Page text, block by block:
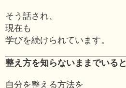
そう話され、
現在も
学びを続けられています。
整え方を知らないままでいると
自分を整える方法を